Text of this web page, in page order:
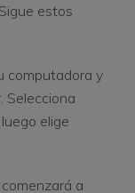
estos
computadora y
Selecciona
elige
a